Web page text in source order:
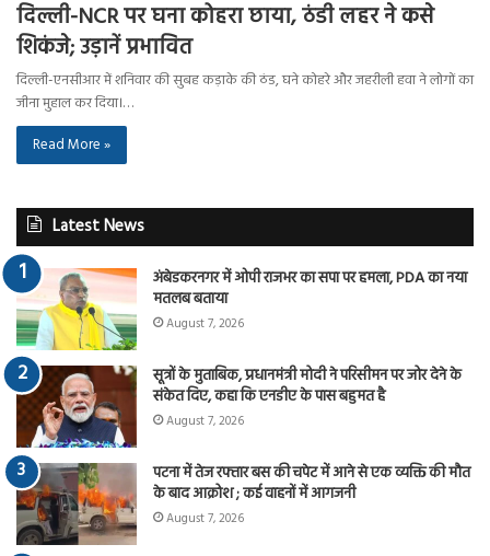
दिल्ली-NCR पर घना कोहरा छाया, ठंडी लहर ने कसे
शिकंजे; उड़ानें प्रभावित
दिल्ली-एनसीआर में शनिवार की सुबह कड़ाके की ठंड, घने कोहरे और जहरीली हवा ने लोगों का
जीना मुहाल कर दिया।…
Read More »
Latest News
अंबेडकरनगर में ओपी राजभर का सपा पर हमला, PDA का नया
मतलब बताया
August 7, 2026
सूत्रों के मुताबिक, प्रधानमंत्री मोदी ने परिसीमन पर जोर देने के
संकेत दिए, कहा कि एनडीए के पास बहुमत है
August 7, 2026
पटना में तेज रफ्तार बस की चपेट में आने से एक व्यक्ति की मौत
के बाद आक्रोश ; कई वाहनों में आगजनी
August 7, 2026